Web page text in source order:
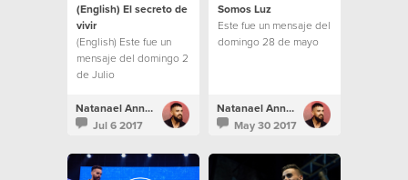
(English) El secreto de
vivir
(English) Este fue un
mensaje del domingo 2
de Julio
Natanael Annacondia
Jul 6 2017
Somos Luz
Este fue un mensaje del
domingo 28 de mayo
Natanael Annacondia
May 30 2017